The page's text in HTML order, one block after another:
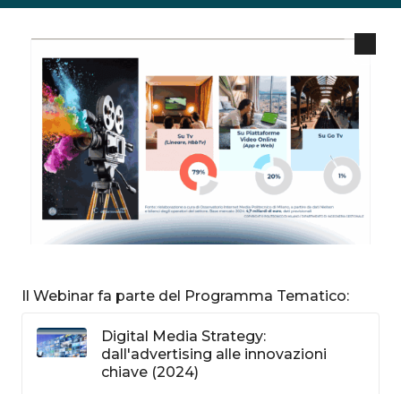
Il Webinar fa parte del Programma Tematico:
Digital Media Strategy:
dall'advertising alle innovazioni
chiave (2024)